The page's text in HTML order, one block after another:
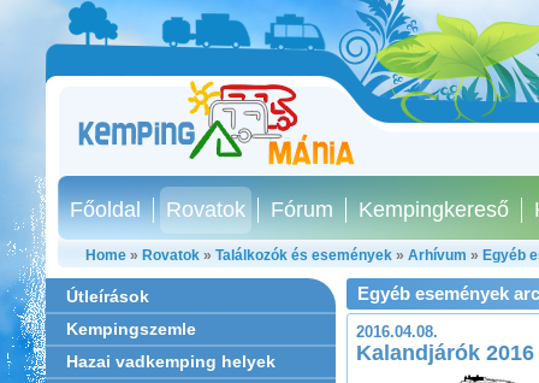
Főoldal Rovatok Fórum Kempingkereső
Home » Rovatok » Találkozók és események » Arhívum » Egyéb
Útleírások
Kempingszemle
Hazai vadkemping helyek
Egyéb események
2016.04.08.
Kalandjárók 2016